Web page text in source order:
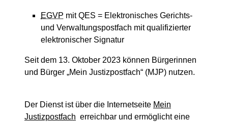
EGVP mit QES = Elektronisches Gerichts-
und Verwaltungspostfach mit qualifizierter
elektronischer Signatur
Seit dem 13. Oktober 2023 können Bürgerinnen
und Bürger „Mein Justizpostfach“ (MJP) nutzen.
Der Dienst ist über die Internetseite Mein
Justizpostfach erreichbar und ermöglicht eine